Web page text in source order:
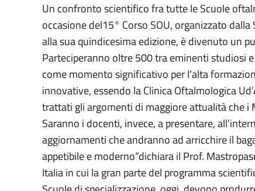
Un confronto scientifico fra tutte le Scuole
occasione del15° Corso SOU, organizzato
alla sua quindicesima edizione, è divenuto un
Parteciperanno oltre 500 tra eminenti studiosi
come momento significativo per l’alta
innovative, essendo la Clinica Oftalmologica
trattati gli argomenti di maggiore attualità che i
Saranno i docenti, invece, a presentare,
aggiornamenti che andranno ad arricchire il
appetibile e moderno”dichiara il Prof.
Italia in cui la gran parte del programma